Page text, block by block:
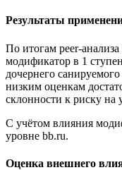
Результаты
По итогам peer-
модификатор в 1
дочернего
низким оценкам
склонности к риску на
С учётом влияния
уровне bb.ru.
Оценка внешнего